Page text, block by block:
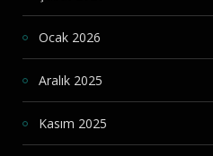
Ocak 2026
Aralık 2025
Kasım 2025